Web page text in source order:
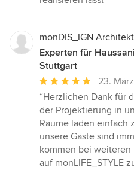
monDIS_IGN
Experten für
Stuttgart
Durchschnittliche
Bewertung:
5
von
5
Sternen
23.
“Herzlichen Dank für
der Projektierung in
Räume laden einfach
unsere Gäste sind
kommen bei
auf monLIFE_STYLE